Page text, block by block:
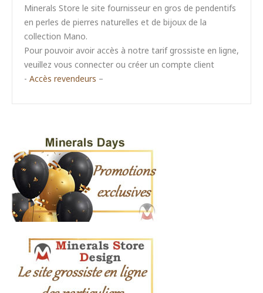
Minerals Store le site fournisseur en gros de pendentifs
en perles de pierres naturelles et de bijoux de la
collection Mano.
Pour pouvoir avoir accès à notre tarif grossiste en ligne,
veuillez vous connecter ou créer un compte client
- Accès revendeurs –